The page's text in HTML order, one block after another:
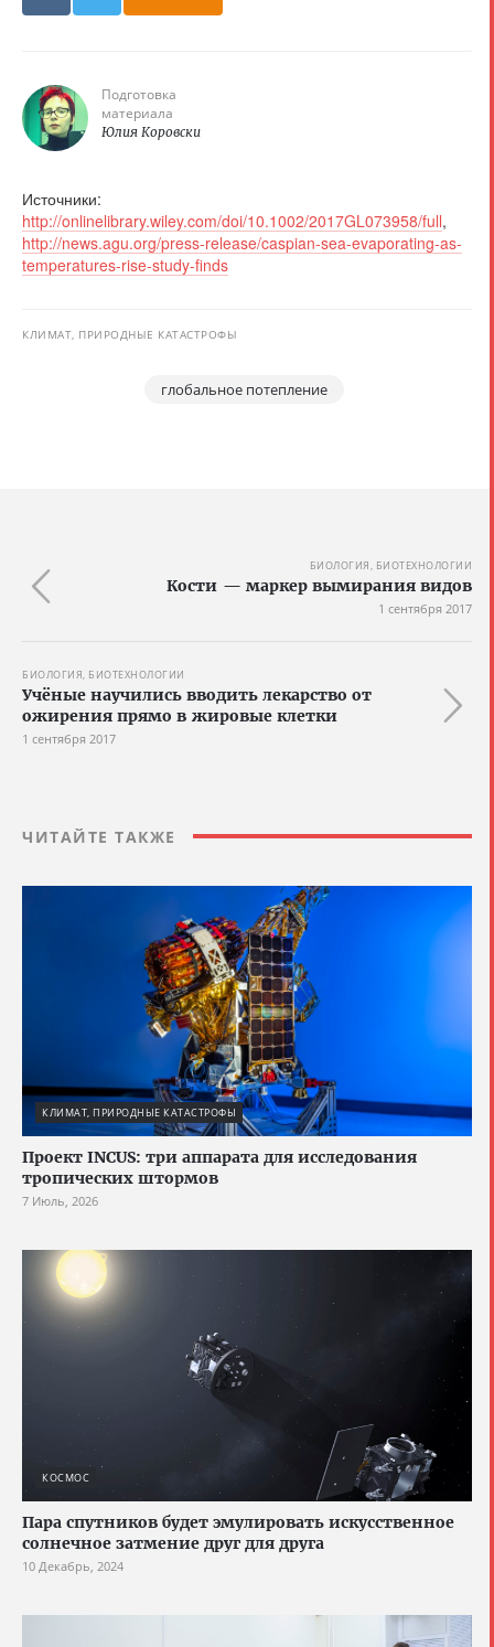
Подготовка
материала
Юлия Коровски
Источники:
http://onlinelibrary.wiley.com/doi/10.1002/2017GL073958/full,
http://news.agu.org/press-release/caspian-sea-evaporating-as-
temperatures-rise-study-finds
КЛИМАТ, ПРИРОДНЫЕ КАТАСТРОФЫ
глобальное потепление
БИОЛОГИЯ, БИОТЕХНОЛОГИИ
Кости — маркер вымирания видов
1 сентября 2017
БИОЛОГИЯ, БИОТЕХНОЛОГИИ
Учёные научились вводить лекарство от
ожирения прямо в жировые клетки
1 сентября 2017
ЧИТАЙТЕ ТАКЖЕ
КЛИМАТ, ПРИРОДНЫЕ КАТАСТРОФЫ
Проект INCUS: три аппарата для исследования
тропических штормов
7 Июль, 2026
КОСМОС
Пара спутников будет эмулировать искусственное
солнечное затмение друг для друга
10 Декабрь, 2024